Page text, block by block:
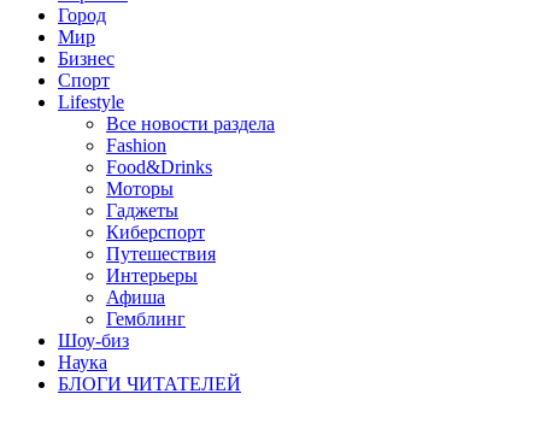
Город
Мир
Бизнес
Спорт
Lifestyle
Все новости раздела
Fashion
Food&Drinks
Моторы
Гаджеты
Киберспорт
Путешествия
Интерьеры
Афиша
Гемблинг
Шоу-биз
Наука
БЛОГИ ЧИТАТЕЛЕЙ